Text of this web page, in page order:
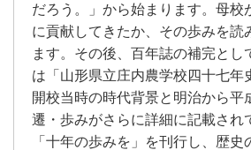
だろう。」から始まります。母校
に貢献してきたか、その歩みを読
ます。その後、百年誌の補完とし
は「山形県立庄内農学校四十七年
開校当時の時代背景と明治から平
遷・歩みがさらに詳細に記載され
「十年の歩みを」を刊行し、歴